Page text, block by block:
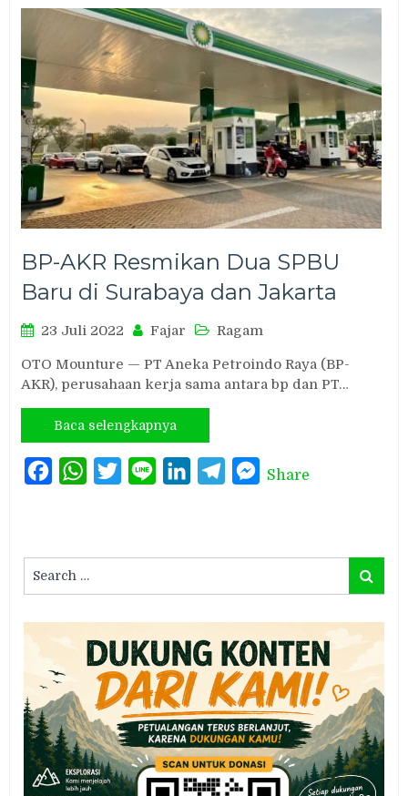
BP-AKR Resmikan Dua SPBU
Baru di Surabaya dan Jakarta
23 Juli 2022 Fajar Ragam
OTO Mounture — PT Aneka Petroindo Raya (BP-
AKR), perusahaan kerja sama antara bp dan PT…
Baca selengkapnya
FacebookWhatsAppTwitterLine LinkedInTelegramMessenger
Share
for:
Search